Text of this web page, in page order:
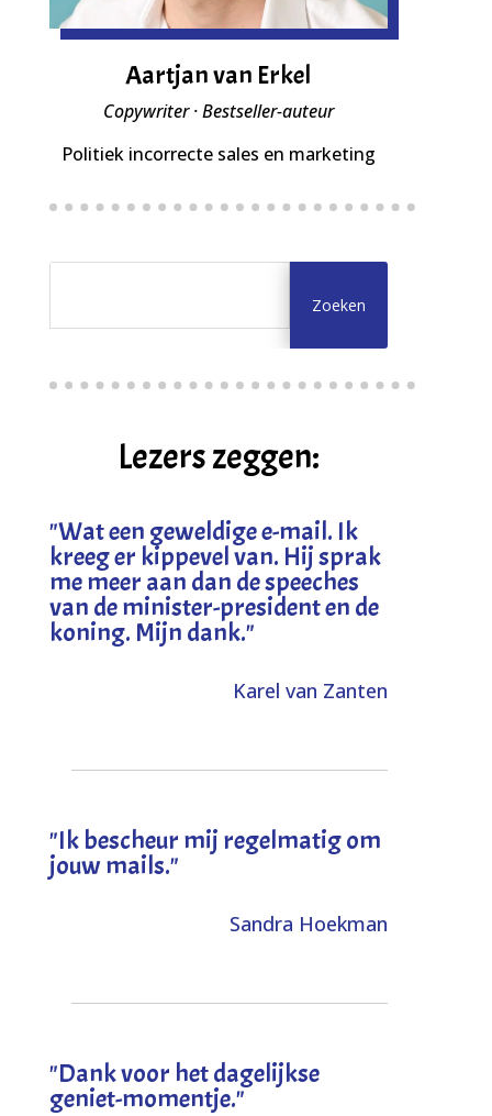
Aartjan van Erkel
Copywriter · Bestseller-auteur
Politiek incorrecte sales en marketing
Lezers zeggen:
"Wat een geweldige e-mail. Ik
kreeg er kippevel van. Hij sprak
me meer aan dan de speeches
van de minister-president en de
koning. Mijn dank."
Karel van Zanten
"Ik bescheur mij regelmatig om
jouw mails."
Sandra Hoekman
"Dank voor het dagelijkse
geniet-momentje."